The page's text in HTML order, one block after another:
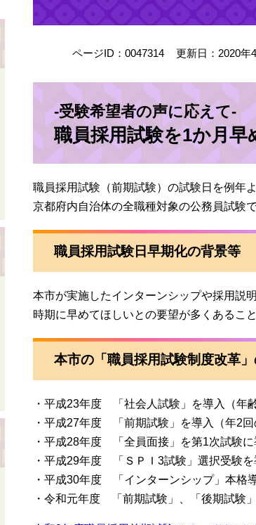
ページID：0047314 更新日：2020年
-受験希望者の声に応えて-
職員採用試験を1か月早
職員採用試験（前期試験）の試験日を例年
京都府内自治体の全職種対象の公務員試験
職員採用試験日早期化の背景等
本市が実施したインターンシップや採用説
時期に早めてほしいとの要望が多くあるこ
本市の「職員採用試験制度改革」
・平成23年度 「社会人試験」を導入（年
・平成27年度 「前期試験」を導入（年2
・平成28年度 「全員面接」を第1次試験に
・平成29年度 「ＳＰＩ3試験」選択受験を
・平成30年度 「インターンシップ」本格
・令和元年度 「前期試験」、「後期試験